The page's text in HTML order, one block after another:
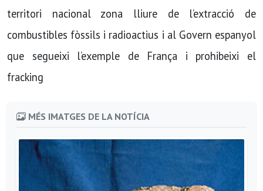
territori nacional zona lliure de l’extracció de
combustibles fòssils i radioactius i al Govern espanyol
que segueixi l’exemple de França i prohibeixi el
fracking
MÉS IMATGES DE LA NOTÍCIA